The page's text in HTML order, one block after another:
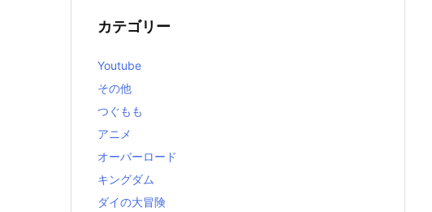
カテゴリー
Youtube
その他
つぐもも
アニメ
オーバーロード
キングダム
ダイの大冒険